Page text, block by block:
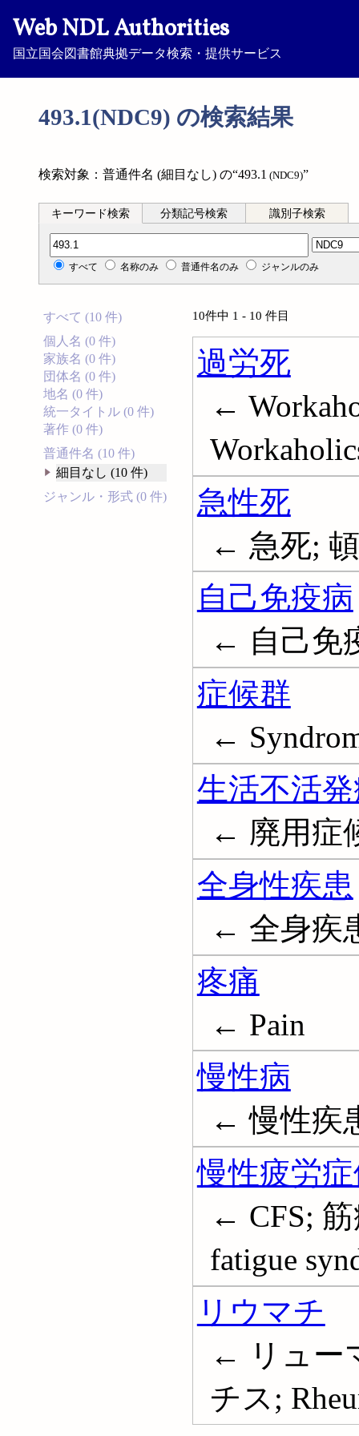
Web NDL Authorities
国立国会図書館典拠データ検索・提供サービス
493.1(NDC9) の検索結果
検索対象：普通件名 (細目なし) の“493.1 (NDC9)”
キーワード検索 分類記号検索 識別子検索
分類記号検索
すべて 名称のみ 普通件名のみ ジャンルのみ
すべて (10 件)
個人名 (0 件)
家族名 (0 件)
団体名 (0 件)
地名 (0 件)
統一タイトル (0 件)
著作 (0 件)
普通件名 (10 件)
細目なし (10 件)
ジャンル・形式 (0 件)
10件中 1 - 10 件目
過労死
←
急性死
← 急死; 頓
自己免疫病
← 自己免
症候群
←
生活不活
← 廃用症
全身性疾患
← 全身疾
疼痛
← Pain
慢性病
← 慢性疾
慢性疲労
← CFS;
fatigue
リウマチ
← リュー
チス;